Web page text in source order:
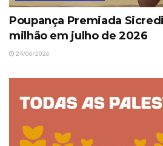
Poupança Premiada
milhão em julho de 2026
24/06/2026